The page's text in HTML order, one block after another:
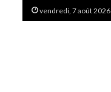
vendredi, 7 août 2026